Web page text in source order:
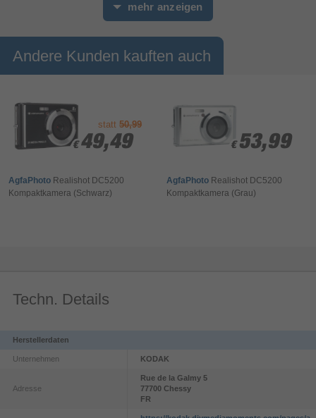
mehr anzeigen
Andere Kunden kauften auch
statt50,99
€ 49,49
€ 49,49
AgfaPhoto Realishot DC5200
Kompaktkamera (Schwarz)
€ 53,99
€ 53,99
AgfaPhoto Realishot DC5200
Kompaktkamera (Grau)
Techn. Details
Herstellerdaten
Unternehmen KODAK
Adresse
Rue de la Galmy 5
77700 Chessy
FR